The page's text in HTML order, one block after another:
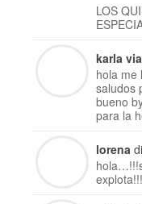
LOS
karla
hola me
saludos
bueno
para la
lorena